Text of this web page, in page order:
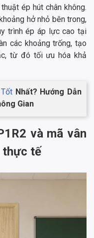
ép hút chân không.
hở nhỏ bên trong,
trình ép áp lực cao tại
các khoảng trống, tạo
từ đó tối ưu hóa khả
Nhất? Hướng Dẫn
Gian
và mã vân
thực tế